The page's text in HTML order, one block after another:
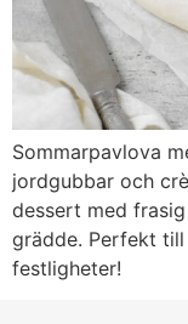
Sommarpavlova
jordgubbar och
dessert med
grädde. Perfekt
festligheter!